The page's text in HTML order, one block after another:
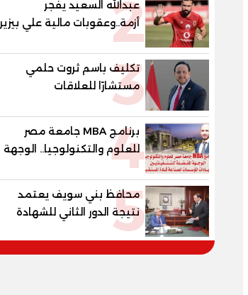
2
عبدالله السعيد يفجر
أزمة..وعقوبات مالية علي بيزيرا
وبانزا
3
تكليف باسم ثروت حلمي
مستشارًا للعلاقات
الدبلوماسية وعضوًا بالهيئة
الاستشارية العليا لمنظمة
«جاد جمينت يوإن»
4
برنامج MBA جامعة مصر
للعلوم والتكنولوجيا.. الوجهة
المفضلة للتنفيذيين وقيادات
المؤسسات لصناعة قادة
المستقبل
5
محافظ بني سويف يعتمد
نتيجة الدور الثاني للشهادة
الإعدادية العامة بنسبة